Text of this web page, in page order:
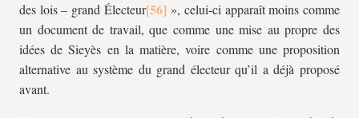
des lois – grand Électeur
», celui-ci apparaît moins comme
un document de travail, que comme une mise au propre des
idées de Sieyès en la matière, voire comme une proposition
alternative au système du grand électeur qu’il a déjà proposé
avant.